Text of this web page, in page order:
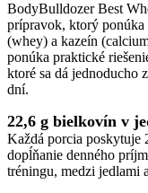
BodyBulldozer Best
prípravok, ktorý
(whey) a kazeín
ponúka praktické
ktoré sa dá jednoducho
dní.
22,6 g bielkovín v
Každá porcia poskytuje
dopĺňanie denného
tréningu, medzi jedlami